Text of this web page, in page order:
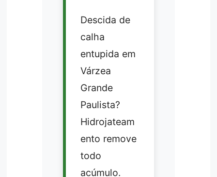
Descida de
calha
entupida em
Várzea
Grande
Paulista?
Hidrojateam
ento remove
todo
acúmulo.